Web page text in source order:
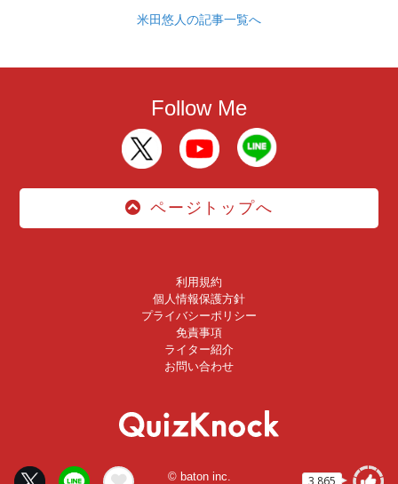
米田悠人の記事一覧へ
Follow Me
ページトップへ
利用規約
個人情報保護方針
プライバシーポリシー
免責事項
ライター紹介
お問い合わせ
© baton inc.